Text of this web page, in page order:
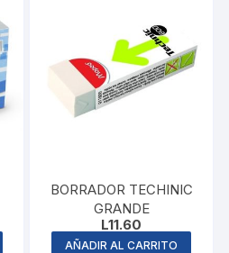
BORRADOR TECHINIC
GRANDE
L11.60
AÑADIR AL CARRITO